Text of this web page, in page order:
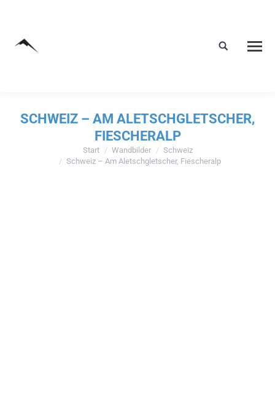
SCHWEIZ – AM ALETSCHGLETSCHER,
FIESCHERALP
Sie befinden sich hier:
Start Wandbilder
Schweiz
Schweiz – Am Aletschgletscher, Fiescheralp